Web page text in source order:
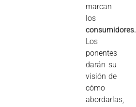
marcan
los
consumidores.
Los
ponentes
darán su
visión de
cómo
abordarlas,